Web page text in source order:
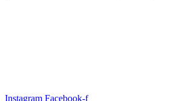
Instagram Facebook-f